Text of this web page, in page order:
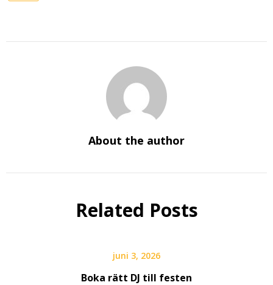
About the author
Related Posts
juni 3, 2026
Boka rätt DJ till festen